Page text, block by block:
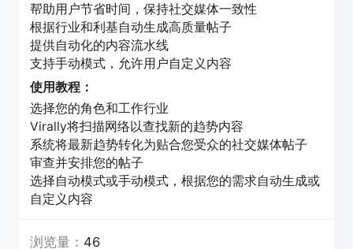
帮助用户节省时间，保持社交媒体一致性
根据行业和利基自动生成高质量帖子
提供自动化的内容流水线
支持手动模式，允许用户自定义内容
使用教程：
选择您的角色和工作行业
Virally将扫描网络以查找新的趋势内容
系统将最新趋势转化为贴合您受众的社交媒体帖子
审查并安排您的帖子
选择自动模式或手动模式，根据您的需求自动生成或
自定义内容
浏览量： 46